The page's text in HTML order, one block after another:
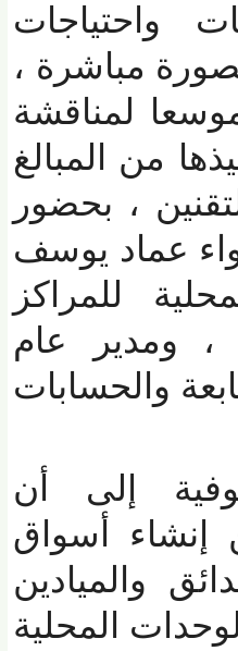
مباشرة ،
لمناقشة
من المبالغ
، بحضور
عماد يوسف
للمراكز
ومدير عام
والحسابات
إلى أن
أسواق
والميادين
المحلية